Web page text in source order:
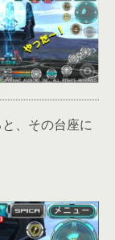
、その台座に